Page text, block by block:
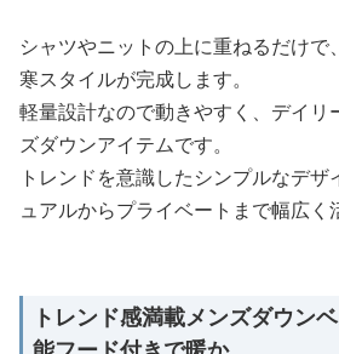
シャツやニットの上に重ねるだけ
寒スタイルが完成します。
軽量設計なので動きやすく、デイリ
ズダウンアイテムです。
トレンドを意識したシンプルなデ
ュアルからプライベートまで幅広く
トレンド感満載メンズダウン